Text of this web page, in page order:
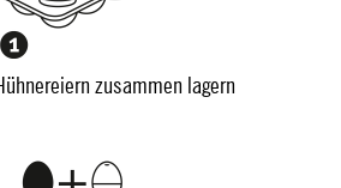
zusammen lagern